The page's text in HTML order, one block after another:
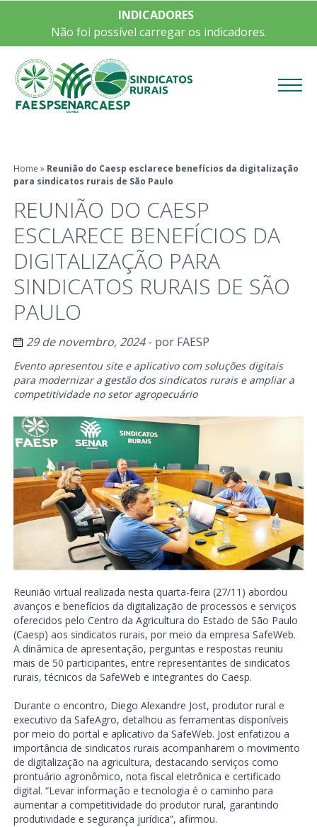
INDICADORES
Não foi possível carregar os indicadores.
Home » Reunião do Caesp esclarece benefícios da digitalização
para sindicatos rurais de São Paulo
REUNIÃO DO CAESP
ESCLARECE BENEFÍCIOS DA
DIGITALIZAÇÃO PARA
SINDICATOS RURAIS DE SÃO
PAULO
29 de novembro, 2024- por FAESP
Evento apresentou site e aplicativo com soluções digitais
para modernizar a gestão dos sindicatos rurais e ampliar a
competitividade no setor agropecuário
Reunião virtual realizada nesta quarta-feira (27/11) abordou
avanços e benefícios da digitalização de processos e serviços
oferecidos pelo Centro da Agricultura do Estado de São Paulo
(Caesp) aos sindicatos rurais, por meio da empresa SafeWeb.
A dinâmica de apresentação, perguntas e respostas reuniu
mais de 50 participantes, entre representantes de sindicatos
rurais, técnicos da SafeWeb e integrantes do Caesp.
Durante o encontro, Diego Alexandre Jost, produtor rural e
executivo da SafeAgro, detalhou as ferramentas disponíveis
por meio do portal e aplicativo da SafeWeb. Jost enfatizou a
importância de sindicatos rurais acompanharem o movimento
de digitalização na agricultura, destacando serviços como
prontuário agronômico, nota fiscal eletrônica e certificado
digital. “Levar informação e tecnologia é o caminho para
aumentar a competitividade do produtor rural, garantindo
produtividade e segurança jurídica”, afirmou.